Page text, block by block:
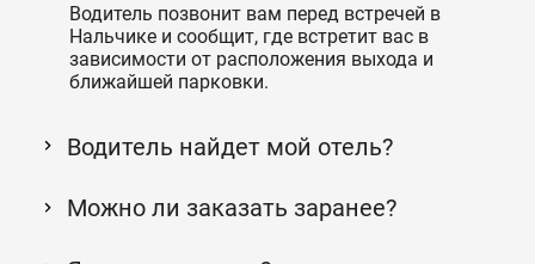
Водитель позвонит вам перед встречей в
Нальчике и сообщит, где встретит вас в
зависимости от расположения выхода и
ближайшей парковки.
Водитель найдет мой отель?
Можно ли заказать заранее?